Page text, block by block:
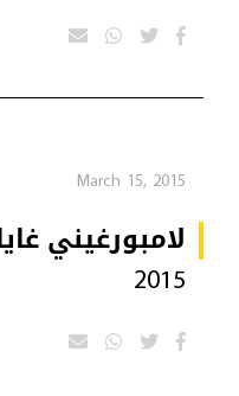
March 15, 2015
لامبورغيني
2015